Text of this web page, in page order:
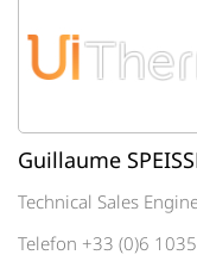
Guillaume
Technical Sales
Telefon +33 (0)6